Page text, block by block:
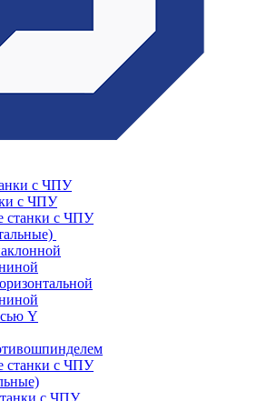
с ЧПУ
станки с ЧПУ
Y
станки с ЧПУ